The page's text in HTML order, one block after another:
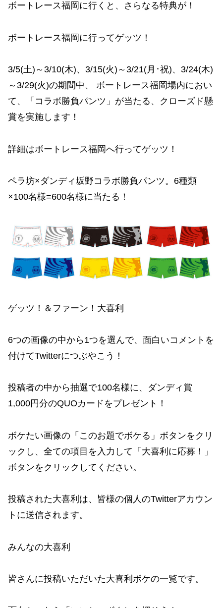
ボートレース福岡に行くと、さらなる特典が！
ボートレース福岡に行ってゲッツ！
3/5(土)～3/10(木)、3/15(火)～3/21(月･祝)、3/24(木)
～3/29(火)の期間中、 ボートレース福岡場内におい
て、「コラボ勝負パンツ」が当たる、クローズド懸
賞を実施します！
詳細はボートレース福岡へ行ってゲッツ！
ペラ坊×ダンディ坂野コラボ勝負パンツ。6種類
×100名様=600名様に当たる！
ゲッツ！＆ファーン！大喜利
6つの画像の中から1つを選んで、面白いコメントを
付けてTwitterにつぶやこう！
投稿者の中から抽選で100名様に、ダンディ賞
1,000円分のQUOカードをプレゼント！
ボケたい画像の「このお題でボケる」ボタンをクリ
ックし、全ての項目を入力して「大喜利に応募！」
ボタンをクリックしてください。
投稿された大喜利は、皆様の個人のTwitterアカウン
トに送信されます。
みんなの大喜利
皆さんに投稿いただいた大喜利ボケの一覧です。